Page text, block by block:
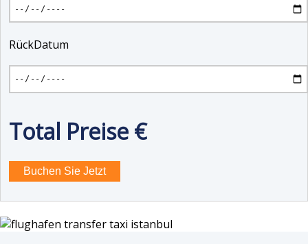
RückDatum
Total Preise €